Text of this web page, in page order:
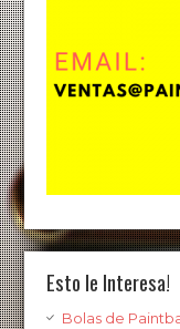
Esto le Interesa!
Bolas de